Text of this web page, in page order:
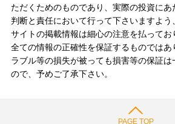
ただくためのものであり、実際の投資に
判断と責任において行って下さいますよう
サイトの掲載情報は細心の注意を払って
全ての情報の正確性を保証するものではあ
ラブル等の損失が被っても損害等の保証
ので、予めご了承下さい。
PAGE TOP